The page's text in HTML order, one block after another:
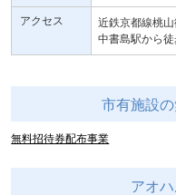
アクセス
近鉄京都線桃
中書島駅から
市有施設
無料招待券配布事業
アオ